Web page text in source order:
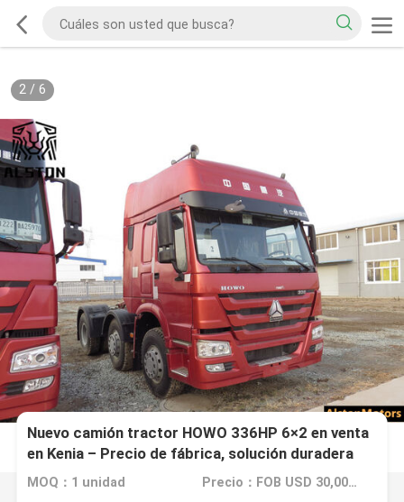
2/ 6
Nuevo camión tractor HOWO 336HP 6×2 en venta
en Kenia – Precio de fábrica, solución duradera
para transporte de larga distancia
MOQ：1 unidad Precio：FOB USD 30,000 - 33,000 PER UNIT